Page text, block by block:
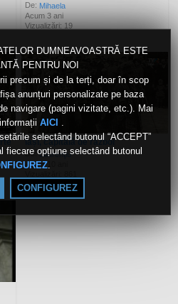
DUMNEAVOASTRĂ ESTE
PENTRU NOI
precum și de la terți, doar în scop
anunțuri personalizate pe baza
navigare (pagini vizitate, etc.). Mai
AICI
selectând butonul “ACCEPT”
fiecare opțiune selectând butonul
.
CONFIGUREZ
De: Mihaela
Acum 3 ani
Vizualizări: 19
Iași, capitală de război
De:Laurenţiu
Acum 10 ani